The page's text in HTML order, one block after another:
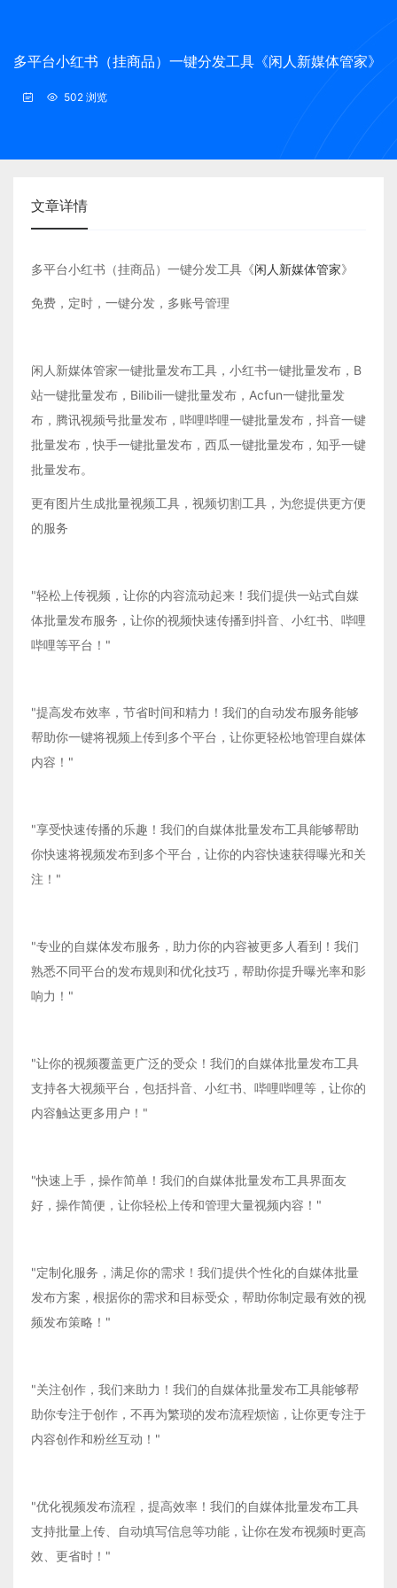
多平台小红书（挂商品）一键分发工具《闲人新媒体管家》
502 浏览
文章详情
多平台小红书（挂商品）一键分发工具《闲人新媒体管家》
免费，定时，一键分发，多账号管理
闲人新媒体管家一键批量发布工具，小红书一键批量发布，B
站一键批量发布，Bilibili一键批量发布，Acfun一键批量发
布，腾讯视频号批量发布，哔哩哔哩一键批量发布，抖音一键
批量发布，快手一键批量发布，西瓜一键批量发布，知乎一键
批量发布。
更有图片生成批量视频工具，视频切割工具，为您提供更方便
的服务
"轻松上传视频，让你的内容流动起来！我们提供一站式自媒
体批量发布服务，让你的视频快速传播到抖音、小红书、哔哩
哔哩等平台！"
"提高发布效率，节省时间和精力！我们的自动发布服务能够
帮助你一键将视频上传到多个平台，让你更轻松地管理自媒体
内容！"
"享受快速传播的乐趣！我们的自媒体批量发布工具能够帮助
你快速将视频发布到多个平台，让你的内容快速获得曝光和关
注！"
"专业的自媒体发布服务，助力你的内容被更多人看到！我们
熟悉不同平台的发布规则和优化技巧，帮助你提升曝光率和影
响力！"
"让你的视频覆盖更广泛的受众！我们的自媒体批量发布工具
支持各大视频平台，包括抖音、小红书、哔哩哔哩等，让你的
内容触达更多用户！"
"快速上手，操作简单！我们的自媒体批量发布工具界面友
好，操作简便，让你轻松上传和管理大量视频内容！"
"定制化服务，满足你的需求！我们提供个性化的自媒体批量
发布方案，根据你的需求和目标受众，帮助你制定最有效的视
频发布策略！"
"关注创作，我们来助力！我们的自媒体批量发布工具能够帮
助你专注于创作，不再为繁琐的发布流程烦恼，让你更专注于
内容创作和粉丝互动！"
"优化视频发布流程，提高效率！我们的自媒体批量发布工具
支持批量上传、自动填写信息等功能，让你在发布视频时更高
效、更省时！"